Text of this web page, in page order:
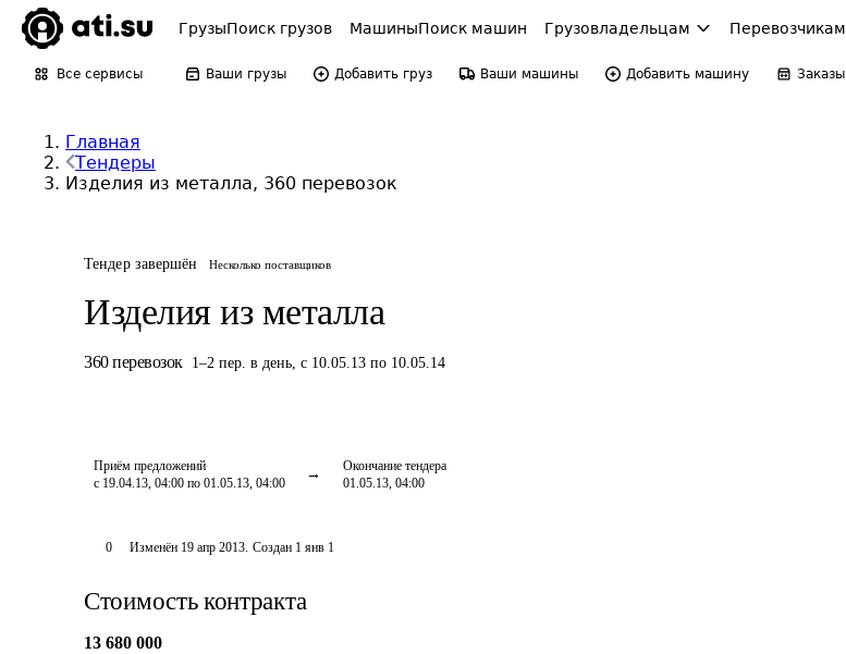
ГрузыПоиск грузов МашиныПоиск машин Грузовладельцам Перевозчикам
Все сервисы Ваши грузы Добавить груз Ваши машины Добавить машину Заказы
Главная
Тендеры
Изделия из металла, 360 перевозок
Тендер завершён Несколько поставщиков
Изделия из металла
360 перевозок 1–2 пер. в день, с 10.05.13 по 10.05.14
Приём предложений
с 19.04.13, 04:00 по 01.05.13, 04:00
Окончание тендера
01.05.13, 04:00
0 Изменён 19 апр 2013. Создан 1 янв 1
Стоимость контракта
13 680 000